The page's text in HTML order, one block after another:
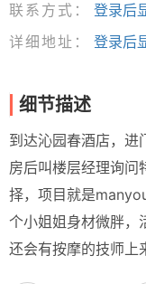
联系方式：
登录后
详细地址：
登录后
细节描述
到达沁园春酒店，进
房后叫楼层经理询问
择，项目就是
个小姐姐身材微胖，
还会有按摩的技师上